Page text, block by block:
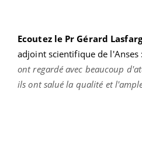
Ecoutez le Pr Gérard
adjoint scientifique de l'Anses :
ont regardé avec beaucoup
ils ont salué la qualité et